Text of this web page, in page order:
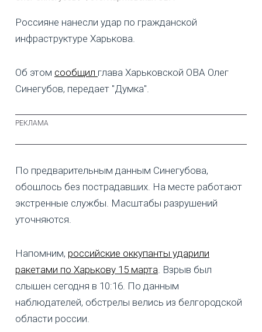
Россияне нанесли удар по гражданской
инфраструктуре Харькова.
Об этом сообщил глава Харьковской ОВА Олег
Синегубов, передает "Думка".
По предварительным данным Синегубова,
обошлось без пострадавших. На месте работают
экстренные службы. Масштабы разрушений
уточняются.
Напомним, российские оккупанты ударили
ракетами по Харькову 15 марта. Взрыв был
слышен сегодня в 10:16. По данным
наблюдателей, обстрелы велись из белгородской
области россии.